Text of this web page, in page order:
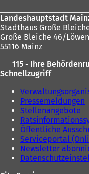
Landeshauptstadt
Stadthaus Große
Große Bleiche 46/
55116 Mainz
115 - Ihre
Schnellzugriff
Pressemeldungen
Stellenangebote
Öffentliche
Serviceportal
Newsletter